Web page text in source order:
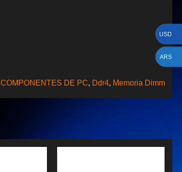
COMPONENTES DE PC, Ddr4, Memoria Dimm
USD
ARS